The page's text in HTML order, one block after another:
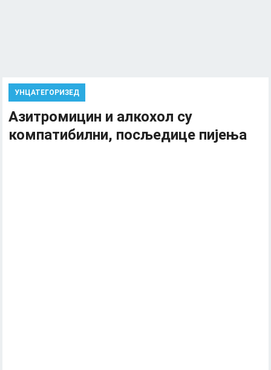
УНЦАТЕГОРИЗЕД
Азитромицин и алкохол су
компатибилни, посљедице пијења